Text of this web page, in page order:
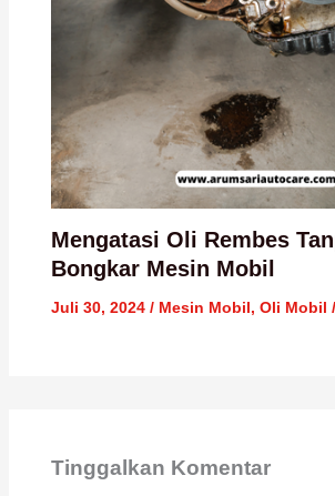
Mengatasi Oli Rembes
Bongkar Mesin Mobil
Juli 30, 2024 / Mesin Mobil, Oli Mobil
Tinggalkan Komentar